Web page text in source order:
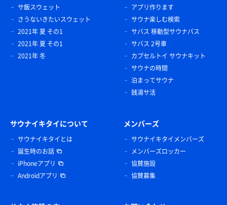
サ飯スウェット
さうないきたいスウェット
2021年 夏 その1
2021年 夏 その1
2021年 冬
アプリ作ります
サウナ楽しむ検索
サバス 移動型サウナバス
サバス 2号車
カプセルトイ サウナキット
サウナの時間
泊まってサウナ
銭湯サ活
サウナイキタイについて
サウナイキタイとは
誕生時のお話
iPhoneアプリ
Androidアプリ
メンバーズ
サウナイキタイメンバーズ
メンバーズロッカー
協賛施設
協賛募集